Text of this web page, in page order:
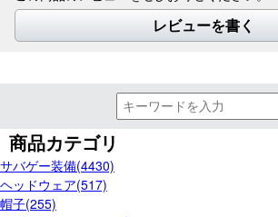
レビューを書く
商品カテゴリ
サバゲー装備(4430)
ヘッドウェア(517)
帽子(255)